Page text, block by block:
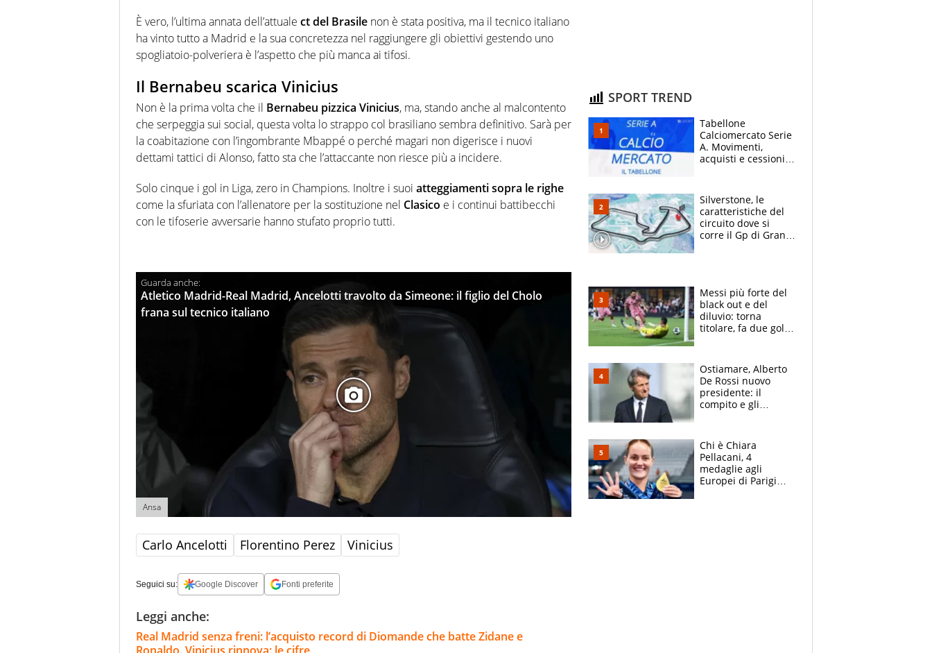
È vero, l’ultima annata dell’attuale ct del Brasile non è stata positiva, ma il tecnico italiano
ha vinto tutto a Madrid e la sua concretezza nel raggiungere gli obiettivi gestendo uno
spogliatoio-polveriera è l’aspetto che più manca ai tifosi.
Il Bernabeu scarica Vinicius
Non è la prima volta che il Bernabeu pizzica Vinicius, ma, stando anche al malcontento
che serpeggia sui social, questa volta lo strappo col brasiliano sembra definitivo. Sarà per
la coabitazione con l’ingombrante Mbappé o perché magari non digerisce i nuovi
dettami tattici di Alonso, fatto sta che l’attaccante non riesce più a incidere.
Solo cinque i gol in Liga, zero in Champions. Inoltre i suoi atteggiamenti sopra le righe
come la sfuriata con l’allenatore per la sostituzione nel Clasico e i continui battibecchi
con le tifoserie avversarie hanno stufato proprio tutti.
Atletico Madrid-Real Madrid, Ancelotti travolto da Simeone: il figlio del Cholo
frana sul tecnico italiano
Ansa
Carlo Ancelotti Florentino Perez Vinicius
Seguici su: Google Discover Fonti preferite
Leggi anche:
Real Madrid senza freni: l’acquisto record di Diomande che batte Zidane e
SPORT TREND
Tabellone
Calciomercato Serie
A. Movimenti,
acquisti e cessioni:
Silverstone, le
caratteristiche del
circuito dove si
corre il Gp di Gran
Messi più forte del
black out e del
diluvio: torna
titolare, fa due gol e
che ritiro
Ostiamare, Alberto
De Rossi nuovo
presidente: il
compito e gli
Chi è Chiara
Pellacani, 4
medaglie agli
Europei di Parigi